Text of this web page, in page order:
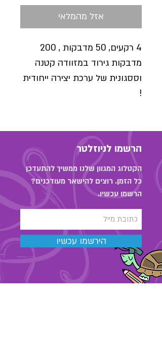
אזל מהמלאי
4 רקעים, 50 מדבקות , 200
מדבקות גירוד במזוודה קטנה
וססגונית של ערכת יצירה ייחודית
!
הרשמו לניוזלטר
הקטלוג המגוון שלנו ממשיך להתעדכן
כל הזמן. רוצים להישאר מעודכנים?
הרשמו עכשיו.
הירשמו עכשיו